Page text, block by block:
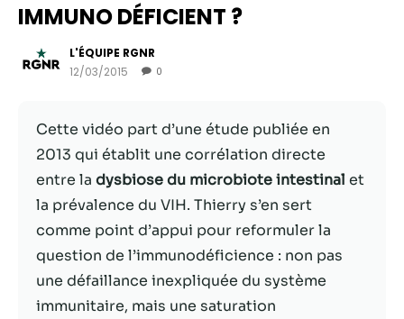
IMMUNO DÉFICIENT ?
L'ÉQUIPE RGNR
12/03/2015
0
Cette vidéo part d’une étude publiée en
2013 qui établit une corrélation directe
entre la dysbiose du microbiote intestinal et
la prévalence du VIH. Thierry s’en sert
comme point d’appui pour reformuler la
question de l’immunodéficience : non pas
une défaillance inexpliquée du système
immunitaire, mais une saturation
Nécessaire
Ces cookies ne
sont pas